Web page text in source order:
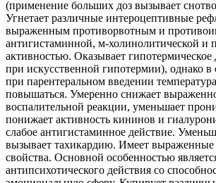
(применение больших доз вызывает
Угнетает различные интероцептивные
выраженным противорвотным и
антигистаминной, м-холинолитической и
активностью. Оказывает гипотермическое
при искусственной гипотермии), однако в
при парентеральном введении
повышаться. Умеренно снижает
воспалительной реакции, уменьшает
понижает активность кининов и
слабое антигистаминное действие.
вызывает тахикардию. Имеет выраженные
свойства. Основной особенностью
антипсихотического действия со